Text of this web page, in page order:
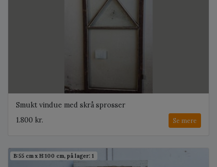
Smukt vindue med skrå sprosser
1.800 kr.
Se mere
B:55 cm x H:100 cm, på lager: 1